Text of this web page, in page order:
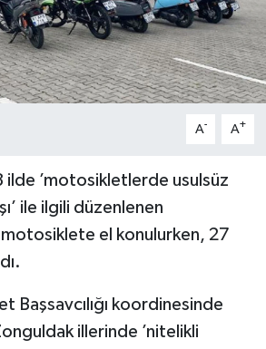
A- A+
ilde ’motosikletlerde usulsüz
ile ilgili düzenlenen
el konulurken, 27
Başsavcılığı koordinesinde
illerinde ’nitelikli